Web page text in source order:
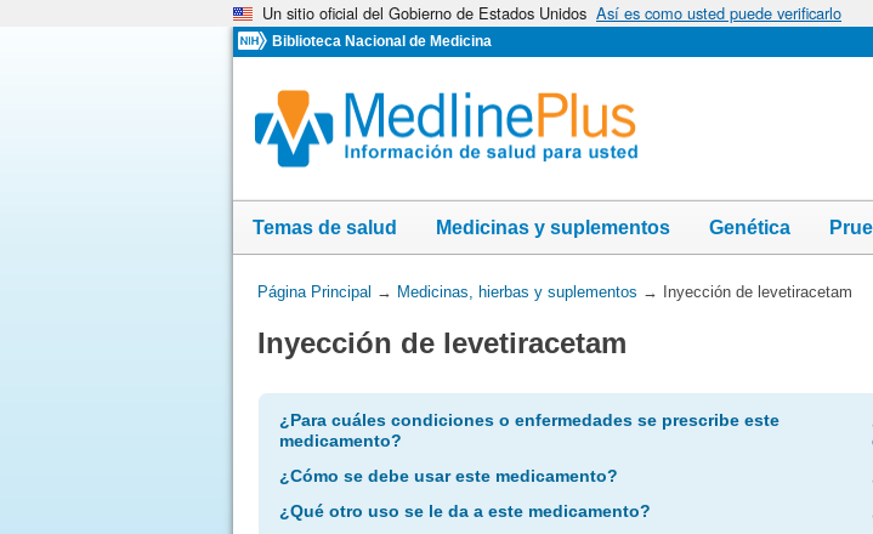
Un sitio oficial del Gobierno de Estados Unidos Así es como usted puede verificarlo
Biblioteca Nacional de Medicina
Temas de salud Medicinas y suplementos Genética
Usted
aquí:
Página Principal → Medicinas, hierbas y suplementos → Inyección de levetiracetam
Inyección de levetiracetam
¿Para cuáles condiciones o enfermedades se prescribe este
medicamento?
¿Cómo se debe usar este medicamento?
¿Qué otro uso se le da a este medicamento?